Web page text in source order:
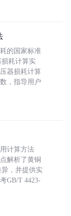
的国家标准
损耗计算实
器损耗计算
，指导用户
计算方法
解析了黄铜
异，并提供实
GB/T 4423-